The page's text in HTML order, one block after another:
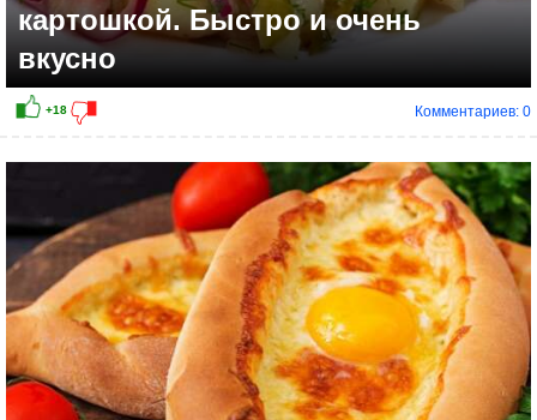
картошкой. Быстро и очень
вкусно
Комментариев: 0